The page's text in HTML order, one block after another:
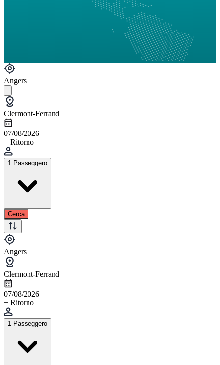
Angers
Clermont-Ferrand
07/08/2026
+ Ritorno
1 Passeggero
Cerca
Angers
Clermont-Ferrand
07/08/2026
+ Ritorno
1 Passeggero